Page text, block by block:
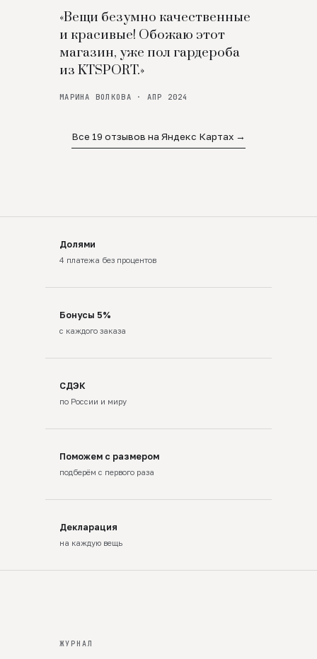
«Вещи безумно качественные
и красивые! Обожаю этот
магазин, уже пол гардероба
из KTSPORT.»
МАРИНА ВОЛКОВА · АПР 2024
Все 19 отзывов на Яндекс Картах →
Долями
4 платежа без процентов
Бонусы 5%
с каждого заказа
СДЭК
по России и миру
Поможем с размером
подберём с первого раза
Декларация
на каждую вещь
ЖУРНАЛ